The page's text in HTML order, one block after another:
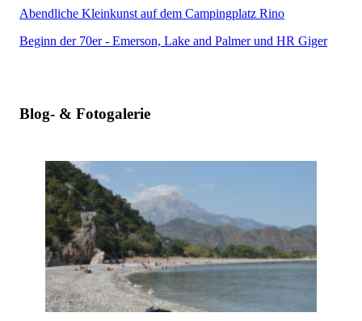
Abendliche Kleinkunst auf dem Campingplatz Rino
Beginn der 70er - Emerson, Lake and Palmer und HR Giger
Blog- & Fotogalerie